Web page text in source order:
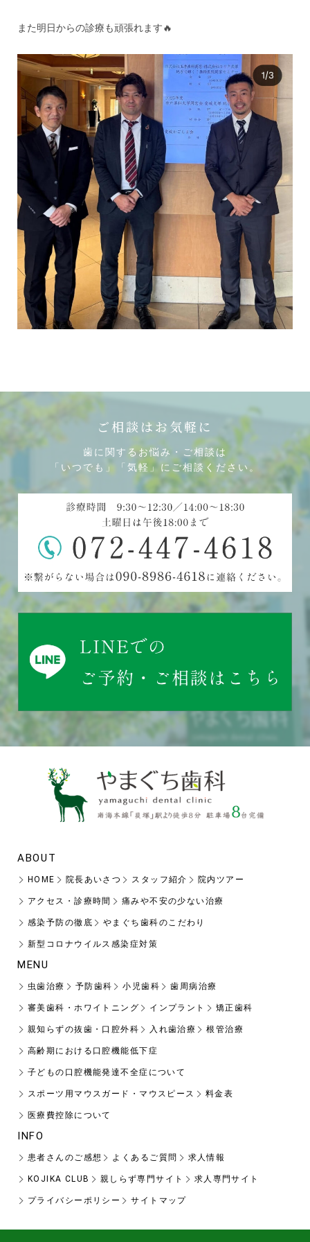
また明日からの診療も頑張れます🔥
ご相談はお気軽に
歯に関するお悩み・ご相談は
「いつでも」「気軽」にご相談ください。
ABOUT
HOME 院長あいさつ スタッフ紹介 院内ツアー
アクセス・診療時間 痛みや不安の少ない治療
感染予防の徹底 やまぐち歯科のこだわり
新型コロナウイルス感染症対策
MENU
虫歯治療 予防歯科 小児歯科 歯周病治療
審美歯科・ホワイトニング インプラント 矯正歯科
親知らずの抜歯・口腔外科 入れ歯治療 根管治療
高齢期における口腔機能低下症
子どもの口腔機能発達不全症について
スポーツ用マウスガード・マウスピース 料金表
医療費控除について
INFO
患者さんのご感想 よくあるご質問 求人情報
KOJIKA CLUB 親しらず専門サイト 求人専門サイト
プライバシーポリシー サイトマップ